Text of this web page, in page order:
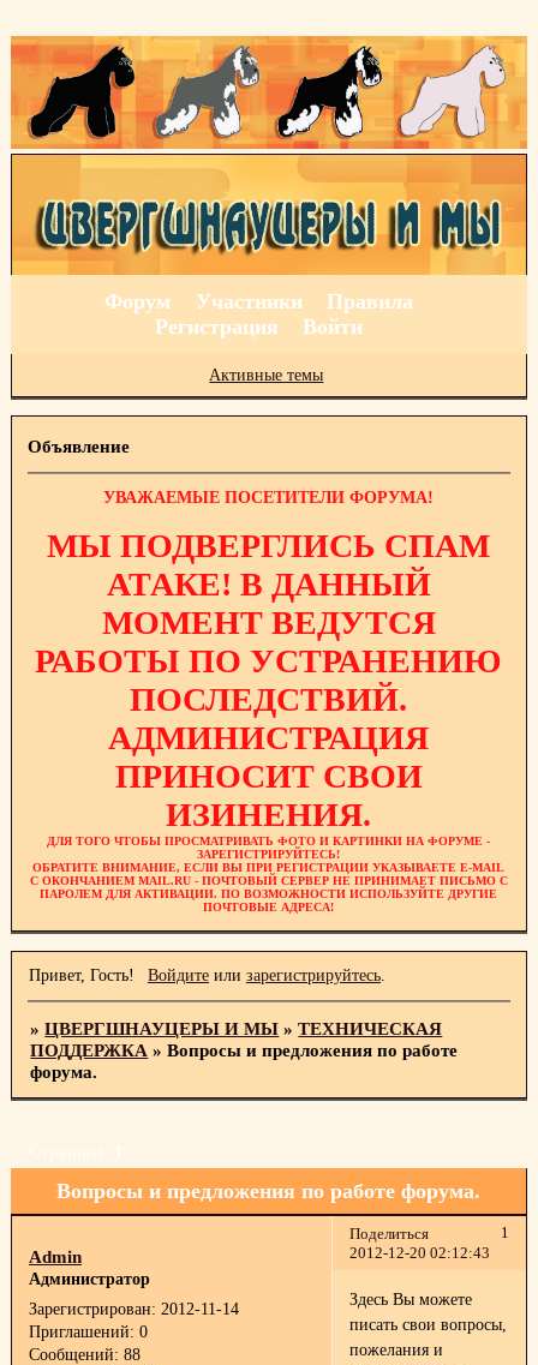
Форум Участники
Правила
Регистрация
Войти
Активные темы
Объявление
УВАЖАЕМЫЕ ПОСЕТИТЕЛИ ФОРУМА!
МЫ ПОДВЕРГЛИСЬ СПАМ
АТАКЕ! В ДАННЫЙ
МОМЕНТ ВЕДУТСЯ
РАБОТЫ ПО УСТРАНЕНИЮ
ПОСЛЕДСТВИЙ.
АДМИНИСТРАЦИЯ
ПРИНОСИТ СВОИ
ИЗИНЕНИЯ.
ДЛЯ ТОГО ЧТОБЫ ПРОСМАТРИВАТЬ ФОТО И КАРТИНКИ НА ФОРУМЕ -
ЗАРЕГИСТРИРУЙТЕСЬ!
ОБРАТИТЕ ВНИМАНИЕ, ЕСЛИ ВЫ ПРИ РЕГИСТРАЦИИ УКАЗЫВАЕТЕ E-MAIL
С ОКОНЧАНИЕМ MAIL.RU - ПОЧТОВЫЙ СЕРВЕР НЕ ПРИНИМАЕТ ПИСЬМО С
ПАРОЛЕМ ДЛЯ АКТИВАЦИИ. ПО ВОЗМОЖНОСТИ ИСПОЛЬЗУЙТЕ ДРУГИЕ
ПОЧТОВЫЕ АДРЕСА!
Привет, Гость! Войдитеили зарегистрируйтесь.
»ЦВЕРГШНАУЦЕРЫ И МЫ »ТЕХНИЧЕСКАЯ
ПОДДЕРЖКА »Вопросы и предложения по работе
форума.
Вопросы и предложения по работе форума.
Страница: 1
Поделиться
1
2012-12-20 02:12:43
Admin
Администратор
Зарегистрирован: 2012-11-14
Приглашений: 0
Сообщений: 88
Здесь Вы можете
писать свои вопросы,
пожелания и